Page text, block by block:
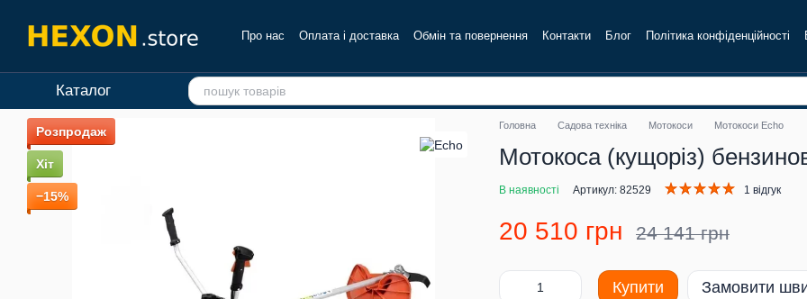
Про нас Оплата і доставка Обмін та повернення Контакти Блог Політика конфіденційності
Каталог
Розпродаж
Хіт
−15%
Головна Садова техніка Мотокоси Мотокоси Echo
Мотокоса (кущоріз)
В наявності Артикул: 82529 1 відгук
20 510 грн 24 141 грн
Купити Замовити